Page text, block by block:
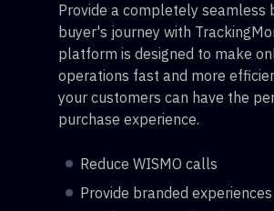
Provide a completely seamless
buyer's journey with
platform is designed to make
operations fast and more
your customers can have the
purchase experience.
Reduce WISMO calls
Provide branded experiences